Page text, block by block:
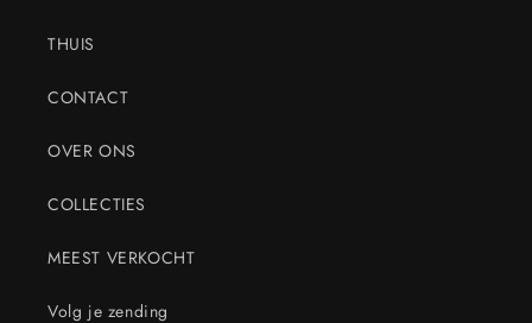
THUIS
CONTACT
OVER ONS
COLLECTIES
MEEST VERKOCHT
Volg je zending